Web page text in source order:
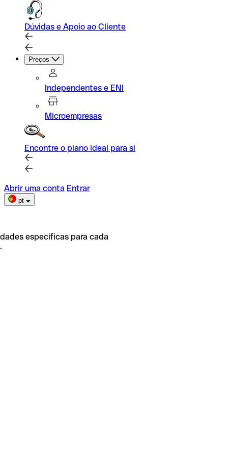
Dúvidas e Apoio ao Cliente
Preços
Independentes e ENI
Microempresas
Encontre o plano ideal para si
Abrir uma conta Entrar
pt
específicas para cada